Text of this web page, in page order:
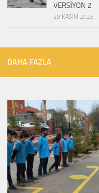
VERSİYON 2
29 KASIM 2025
DAHA FAZLA